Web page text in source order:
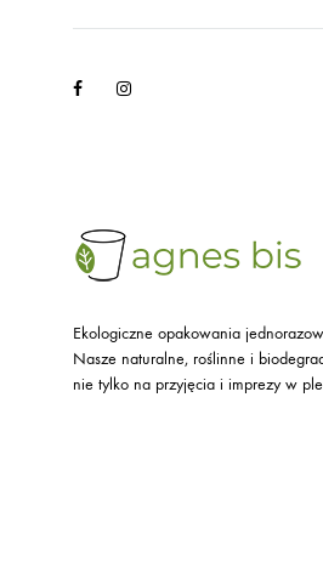
FacebookInstagram
Ekologiczne opakowania
Nasze naturalne, roślinne i
nie tylko na przyjęcia i imprezy w